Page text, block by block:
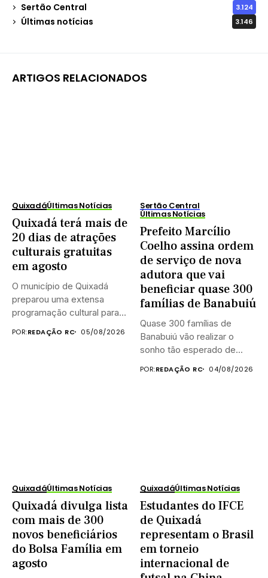
Sertão Central 3.124
Últimas notícias 3.146
ARTIGOS RELACIONADOS
QuixadáÚltimas Notícias
Quixadá terá mais de
20 dias de atrações
culturais gratuitas
em agosto
O município de Quixadá
preparou uma extensa
programação cultural para
POR:REDAÇÃO RC 05/08/2026
Sertão Central
Últimas Notícias
Prefeito Marcílio
Coelho assina ordem
de serviço de nova
adutora que vai
beneficiar quase 300
famílias de Banabuiú
Quase 300 famílias de
Banabuiú vão realizar o
sonho tão esperado de...
POR:REDAÇÃO RC 04/08/2026
QuixadáÚltimas Notícias
Quixadá divulga lista
com mais de 300
novos beneficiários
do Bolsa Família em
agosto
QuixadáÚltimas Notícias
Estudantes do IFCE
de Quixadá
representam o Brasil
em torneio
internacional de